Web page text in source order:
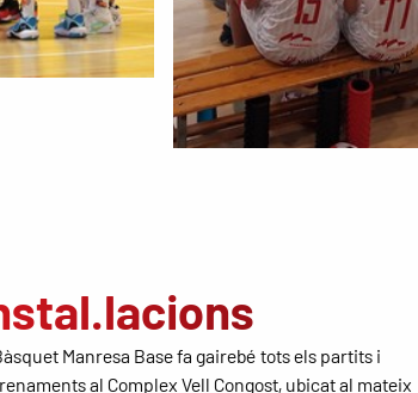
Manresa Base fa gairebé tots els partits i
al Complex Vell Congost, ubicat al mateix